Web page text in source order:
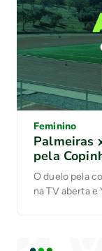
Feminino
Palmeiras
pela
O duelo pela
na TV aberta e